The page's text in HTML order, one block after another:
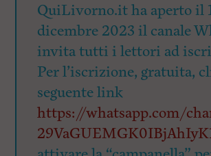
QuiLivorno.it ha aperto il
dicembre 2023 il canale
invita tutti i lettori ad
Per l’iscrizione, gratuita,
seguente link
https://whatsapp.com/